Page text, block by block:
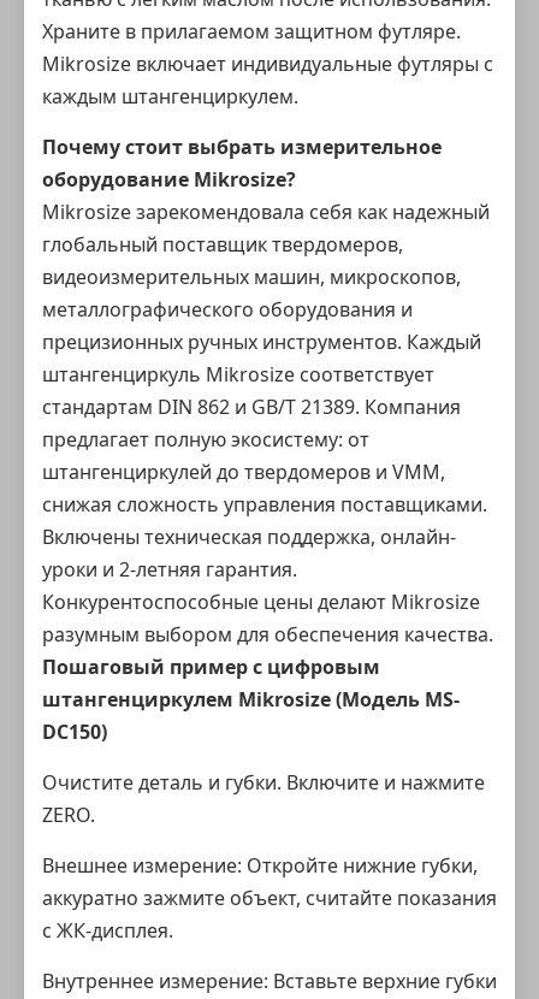
Храните в прилагаемом защитном футляре.
Mikrosize включает индивидуальные футляры с
каждым штангенциркулем.
Почему стоит выбрать измерительное
оборудование Mikrosize?
Mikrosize зарекомендовала себя как надежный
глобальный поставщик твердомеров,
видеоизмерительных машин, микроскопов,
металлографического оборудования и
прецизионных ручных инструментов. Каждый
штангенциркуль Mikrosize соответствует
стандартам DIN 862 и GB/T 21389. Компания
предлагает полную экосистему: от
штангенциркулей до твердомеров и VMM,
снижая сложность управления поставщиками.
Включены техническая поддержка, онлайн-
уроки и 2-летняя гарантия.
Конкурентоспособные цены делают Mikrosize
разумным выбором для обеспечения качества.
Пошаговый пример с цифровым
штангенциркулем Mikrosize (Модель MS-
DC150)
Очистите деталь и губки. Включите и нажмите
ZERO.
Внешнее измерение: Откройте нижние губки,
аккуратно зажмите объект, считайте показания
с ЖК-дисплея.
Внутреннее измерение: Вставьте верхние губки